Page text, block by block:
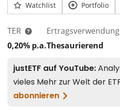
Watchlist Portfolio
TER
0,20% p.a.
Ertragsverwendung
Thesaurierend